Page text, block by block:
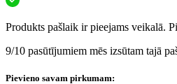
Produkts pašlaik ir pieejams veikalā.
9/10 pasūtījumiem mēs izsūtam tajā
Pievieno savam pirkumam: